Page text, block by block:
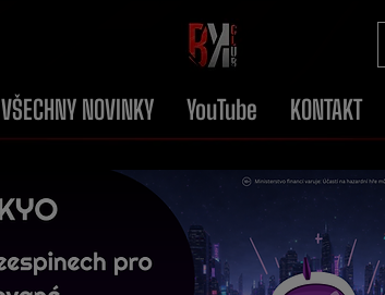
VŠECHNY NOVINKY YouTube KONTAKT